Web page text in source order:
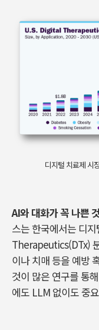
디지털 치료제 시
AI와 대화가 꼭 나쁜
스는 한국에서는 디
Therapeutics(DTx)
이나 치매 등을 예방
것이 많은 연구를 통
에도 LLM 없이도 중